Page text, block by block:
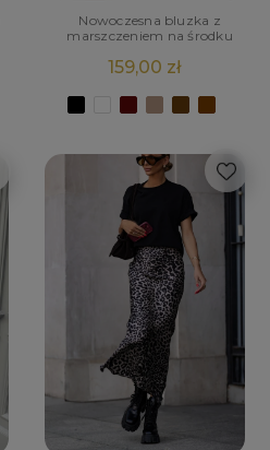
Nowoczesna bluzka z
marszczeniem na środku
159,00 zł